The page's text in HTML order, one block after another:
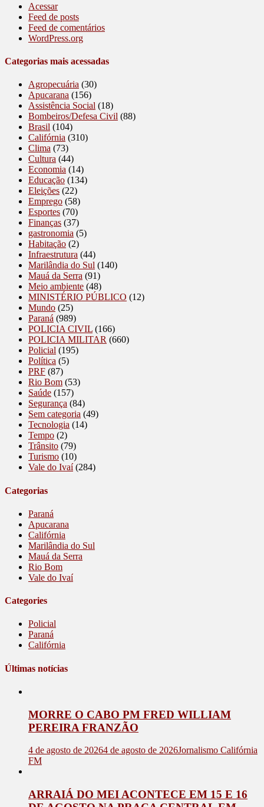
Acessar
Feed de posts
Feed de comentários
WordPress.org
Categorias mais acessadas
Agropecuária (30)
Apucarana (156)
Assistência Social (18)
Bombeiros/Defesa Civil (88)
Brasil (104)
Califórnia (310)
Clima (73)
Cultura (44)
Economia (14)
Educação (134)
Eleições (22)
Emprego (58)
Esportes (70)
Finanças (37)
gastronomia (5)
Habitação (2)
Infraestrutura (44)
Marilândia do Sul (140)
Mauá da Serra (91)
Meio ambiente (48)
MINISTÉRIO PÚBLICO (12)
Mundo (25)
Paraná (989)
POLICIA CIVIL (166)
POLICIA MILITAR (660)
Policial (195)
Política (5)
PRF (87)
Rio Bom (53)
Saúde (157)
Segurança (84)
Sem categoria (49)
Tecnologia (14)
Tempo (2)
Trânsito (79)
Turismo (10)
Vale do Ivaí(284)
Categorias
Paraná
Apucarana
Califórnia
Marilândia do Sul
Mauá da Serra
Rio Bom
Vale do Ivaí
Categories
Policial
Paraná
Califórnia
Últimas notícias
MORRE O CABO PM FRED WILLIAM
PEREIRA FRANZÃO
4 de agosto de 20264 de agosto de 2026Jornalismo Califórnia
FM
ARRAIÁ DO MEI ACONTECE EM 15 E 16